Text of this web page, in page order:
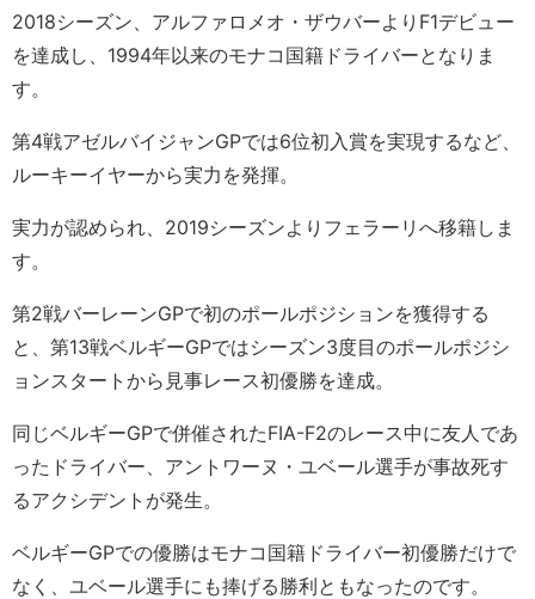
2018シーズン、アルファロメオ・ザウバーよりF1デビュー
を達成し、1994年以来のモナコ国籍ドライバーとなりま
す。
第4戦アゼルバイジャンGPでは6位初入賞を実現するなど、
ルーキーイヤーから実力を発揮。
実力が認められ、2019シーズンよりフェラーリへ移籍しま
す。
第2戦バーレーンGPで初のポールポジションを獲得する
と、第13戦ベルギーGPではシーズン3度目のポールポジシ
ョンスタートから見事レース初優勝を達成。
同じベルギーGPで併催されたFIA-F2のレース中に友人であ
ったドライバー、アントワーヌ・ユベール選手が事故死す
るアクシデントが発生。
ベルギーGPでの優勝はモナコ国籍ドライバー初優勝だけで
なく、ユベール選手にも捧げる勝利ともなったのです。